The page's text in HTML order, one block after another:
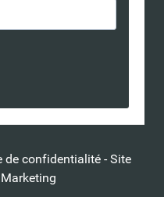
de confidentialité - Site